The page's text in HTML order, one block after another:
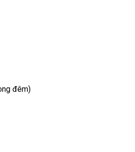
đêm)